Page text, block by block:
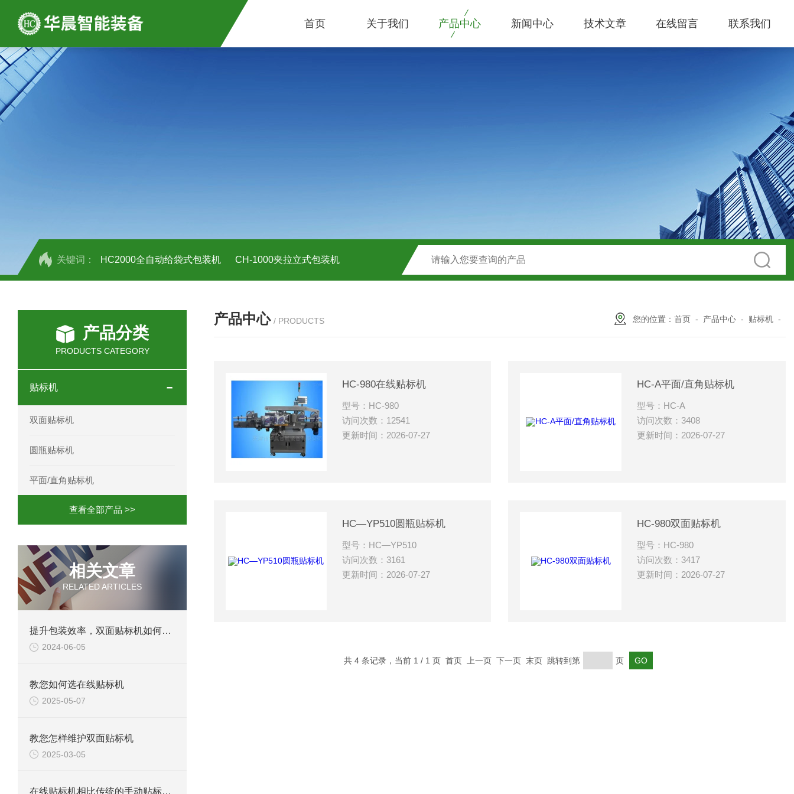
首页 关于我们 产品中心 新闻中心 技术文章 在线留言 联系我们
关键词： HC2000全自动给袋式包装机 CH-1000夹拉立式包装机
产品中心 / PRODUCTS 您的位置： 首页 - 产品中心 - 贴标机 -
HC-980在线贴标机
型号：HC-980
访问次数：12541
更新时间：2026-07-27
HC-A平面/直角贴标机
型号：HC-A
访问次数：3408
更新时间：2026-07-27
HC—YP510圆瓶贴标机
型号：HC—YP510
访问次数：3161
更新时间：2026-07-27
HC-980双面贴标机
型号：HC-980
访问次数：3417
更新时间：2026-07-27
共 4 条记录，当前 1 / 1 页 首页 上一页 下一页 末页 跳转到第 页
产品分类
PRODUCTS CATEGORY
贴标机
双面贴标机
圆瓶贴标机
平面/直角贴标机
查看全部产品 >>
相关文章
RELATED ARTICLES
提升包装效率，双面贴标机如何选？
2024-06-05
教您如何选在线贴标机
2025-05-07
教您怎样维护双面贴标机
2025-03-05
在线贴标机相比传统的手动贴标方式具有以下优势